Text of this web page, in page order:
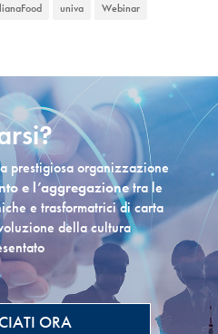
univa Webinar
prestigiosa organizzazione
e l’aggregazionetra le
e trasformatrici di carta
della cultura
ORA